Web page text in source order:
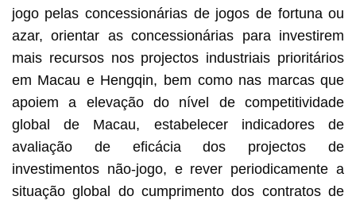
jogo pelas concessionárias de jogos de fortuna ou
azar, orientar as concessionárias para investirem
mais recursos nos projectos industriais prioritários
em Macau e Hengqin, bem como nas marcas que
apoiem a elevação do nível de competitividade
global de Macau, estabelecer indicadores de
avaliação de eficácia dos projectos de
investimentos não-jogo, e rever periodicamente a
situação global do cumprimento dos contratos de